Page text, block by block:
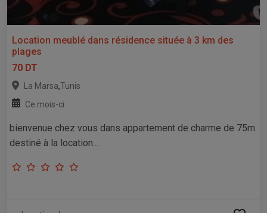
Location meublé dans résidence située à 3 km des
plages
70 DT
La Marsa,Tunis
Ce mois-ci
bienvenue chez vous dans appartement de charme de 75m
destiné à la location...